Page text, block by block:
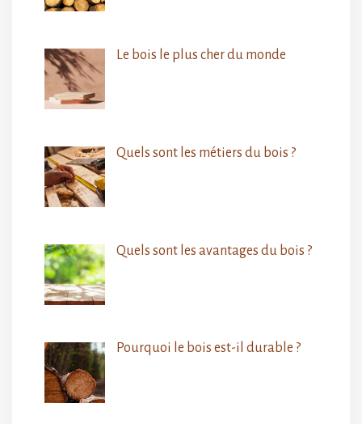
Le bois le plus cher du monde
Quels sont les métiers du bois ?
Quels sont les avantages du bois ?
Pourquoi le bois est-il durable ?